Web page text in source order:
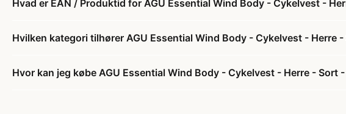
Hvad er EAN / Produktid for AGU Essential Wind Body - Cykelvest -
Hvilken kategori tilhører AGU Essential Wind Body - Cykelvest - Herre -
Hvor kan jeg købe AGU Essential Wind Body - Cykelvest - Herre - Sort -